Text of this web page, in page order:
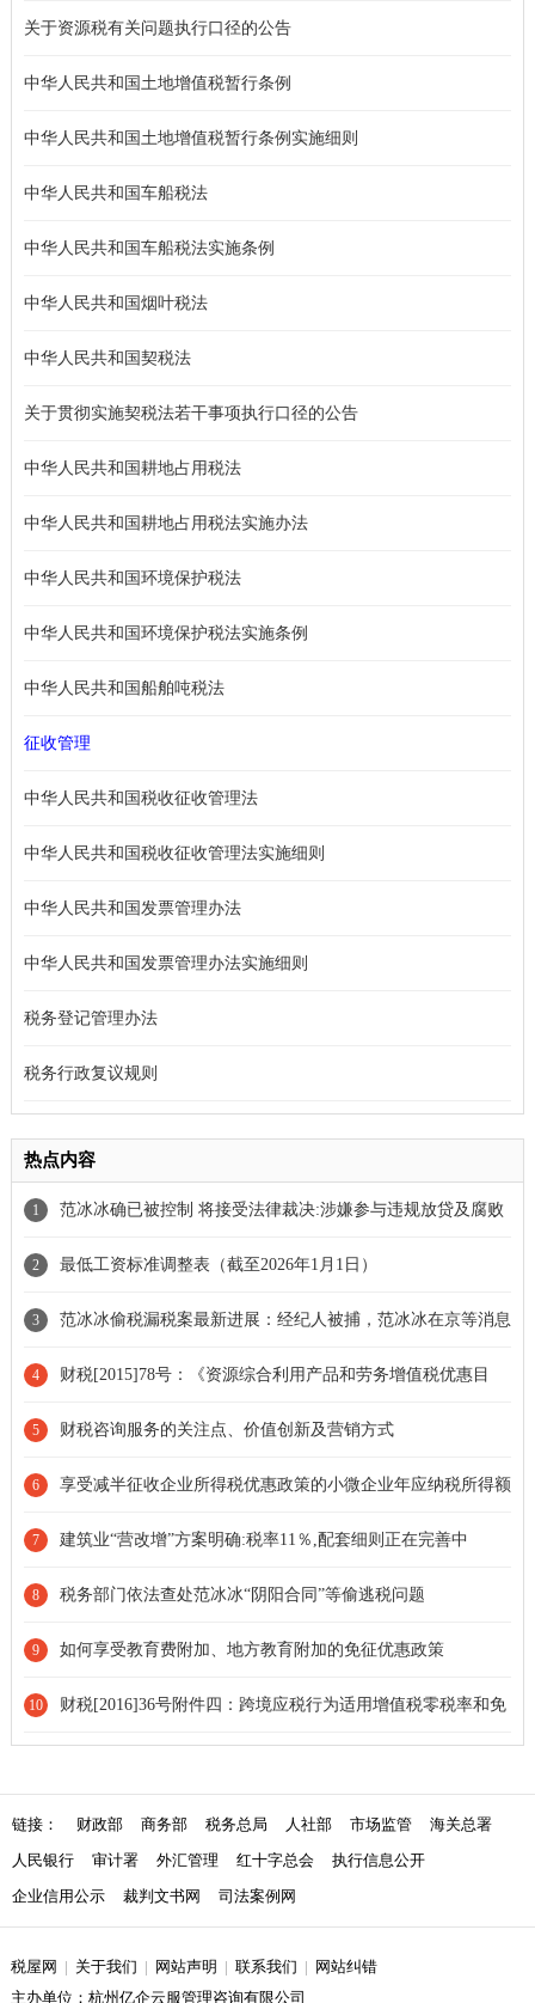
关于资源税有关问题执行口径的公告
中华人民共和国土地增值税暂行条例
中华人民共和国土地增值税暂行条例实施细则
中华人民共和国车船税法
中华人民共和国车船税法实施条例
中华人民共和国烟叶税法
中华人民共和国契税法
关于贯彻实施契税法若干事项执行口径的公告
中华人民共和国耕地占用税法
中华人民共和国耕地占用税法实施办法
中华人民共和国环境保护税法
中华人民共和国环境保护税法实施条例
中华人民共和国船舶吨税法
征收管理
中华人民共和国税收征收管理法
中华人民共和国税收征收管理法实施细则
中华人民共和国发票管理办法
中华人民共和国发票管理办法实施细则
税务登记管理办法
税务行政复议规则
热点内容
1 范冰冰确已被控制 将接受法律裁决:涉嫌参与违规放贷及腐败
案件
2 最低工资标准调整表（截至2026年1月1日）
3 范冰冰偷税漏税案最新进展：经纪人被捕，范冰冰在京等消息
4 财税[2015]78号：《资源综合利用产品和劳务增值税优惠目
录》七大看点
5 财税咨询服务的关注点、价值创新及营销方式
6 享受减半征收企业所得税优惠政策的小微企业年应纳税所得额
上限，从50万元提高到100万元
7 建筑业“营改增”方案明确:税率11％,配套细则正在完善中
8 税务部门依法查处范冰冰“阴阳合同”等偷逃税问题
9 如何享受教育费附加、地方教育附加的免征优惠政策
10 财税[2016]36号附件四：跨境应税行为适用增值税零税率和免
链接： 财政部 商务部 税务总局 人社部 市场监管
海关总署
人民银行
审计署 外汇管理 红十字总会
执行信息公开
企业信用公示
裁判文书网 司法案例网
税屋网 | 关于我们 | 网站声明 | 联系我们 | 网站纠错
主办单位：杭州亿企云服管理咨询有限公司